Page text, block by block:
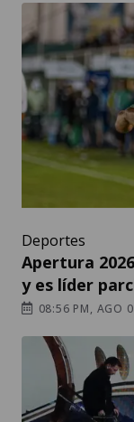
Deportes
Apertura
y es líder
08:56 PM, AGO